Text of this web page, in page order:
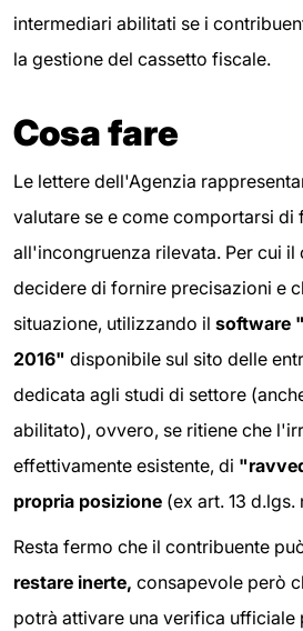
intermediari abilitati se i
la gestione del cassetto fiscale.
Cosa fare
Le lettere dell'Agenzia
valutare se e come comportarsi di
all'incongruenza rilevata. Per cui il
decidere di fornire precisazioni e
situazione, utilizzando il software
2016" disponibile sul sito delle
dedicata agli studi di settore
abilitato), ovvero, se ritiene che
effettivamente esistente, di
propria posizione (ex art. 13 d.lgs.
Resta fermo che il contribuente
restare inerte, consapevole però
potrà attivare una verifica ufficiale